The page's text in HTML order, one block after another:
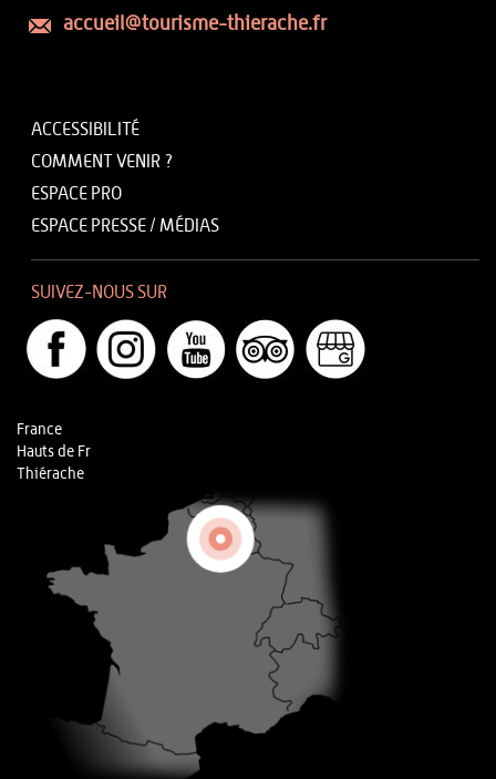
accueil@tourisme-thierache.fr
ACCESSIBILITÉ
COMMENT VENIR ?
ESPACE PRO
ESPACE PRESSE / MÉDIAS
SUIVEZ-NOUS SUR
France
Hauts de Fr
Thiérache